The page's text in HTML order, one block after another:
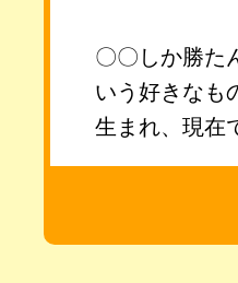
〇〇しか勝た
いう好きなも
生まれ、現在